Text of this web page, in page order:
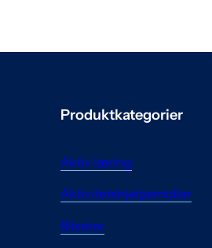
Produktkategorier
Aktiv læring
Aktivitetshjelpemidler
Bilseter